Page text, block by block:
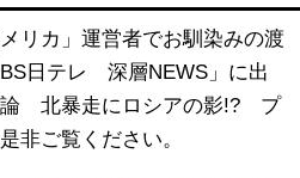
リカ」運営者でお馴染みの渡
日テレ 深層NEWS」に出
論 北暴走にロシアの影!? プ
非ご覧ください。